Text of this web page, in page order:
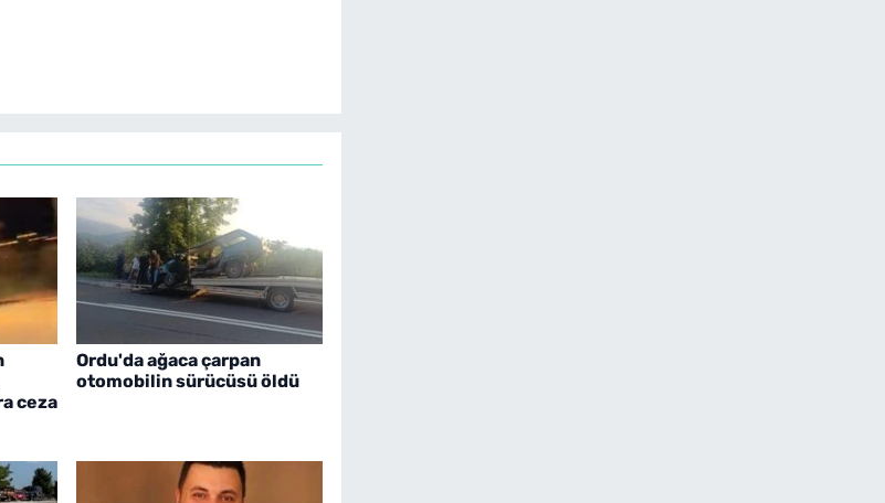
ceza
Ordu'da ağaca çarpan
otomobilin sürücüsü öldü